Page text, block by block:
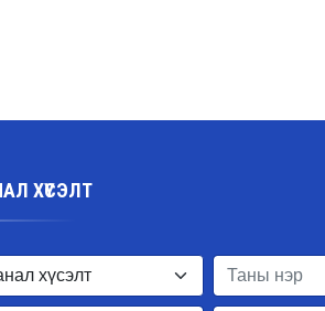
ХҮСЭЛТ